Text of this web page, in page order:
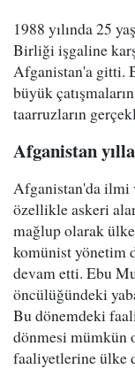
1988 yılında 25
Birliği işgaline
Afganistan'a gitti.
büyük
taarruzların
Afganistan
Afganistan'da ilmi
özellikle askeri
mağlup olarak
komünist yönetim
devam etti. Ebu
öncülüğündeki
Bu dönemdeki
dönmesi mümkün
faaliyetlerine ülke